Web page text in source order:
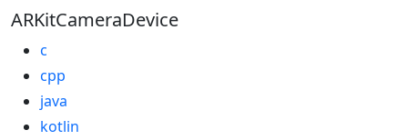
ARKitCameraDevice
c
cpp
java
kotlin